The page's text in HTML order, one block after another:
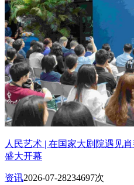
人民艺术 | 在国家大剧院遇见
盛大开幕
资讯2026-07-28234697次